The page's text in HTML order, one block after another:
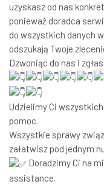
uzyskasz od nas
ponieważ doradca
do wszystkich danych
odszukają Twoje
Dzwoniąc do nas i
Udzielimy Ci
pomoc.
Wszystkie sprawy
załatwisz pod jednym
Doradzimy Ci na
assistance.